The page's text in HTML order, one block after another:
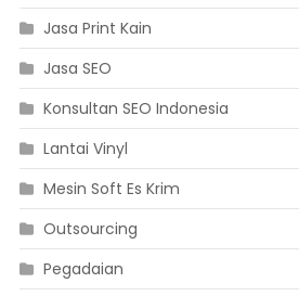
Jasa Print Kain
Jasa SEO
Konsultan SEO Indonesia
Lantai Vinyl
Mesin Soft Es Krim
Outsourcing
Pegadaian